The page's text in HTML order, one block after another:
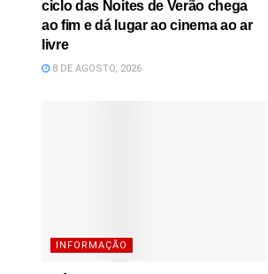
ciclo das Noites de Verão chega
ao fim e dá lugar ao cinema ao ar
livre
8 DE AGOSTO, 2026
INFORMAÇÃO